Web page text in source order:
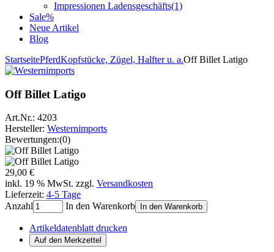
Impressionen Ladensgeschäfts(1)
Sale%
Neue Artikel
Blog
StartseitePferdKopfstücke, Zügel, Halfter u. a.Off Billet Latigo
Off Billet Latigo
Art.Nr.: 4203
Hersteller: Westernimports
Bewertungen:(0)
29,00 €
inkl. 19 % MwSt. zzgl. Versandkosten
Lieferzeit: 4-5 Tage
Anzahl
In den Warenkorb In den Warenkorb
Artikeldatenblatt drucken